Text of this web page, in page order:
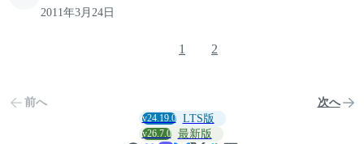
2011年3月24日
前へ
1 2
次へ
v24.19.0 LTS版
v26.7.0 最新版